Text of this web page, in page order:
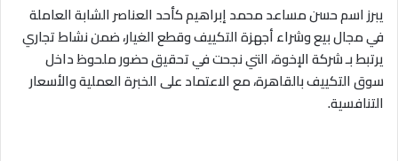
يبرز اسم حسن مساعد محمد إبراهيم كأحد العناصر الشابة العاملة
في مجال بيع وشراء أجهزة التكييف وقطع الغيار، ضمن نشاط تجاري
يرتبط بـ شركة الإخوة، التي نجحت في تحقيق حضور ملحوظ داخل
سوق التكييف بالقاهرة، مع الاعتماد على الخبرة العملية والأسعار
التنافسية.